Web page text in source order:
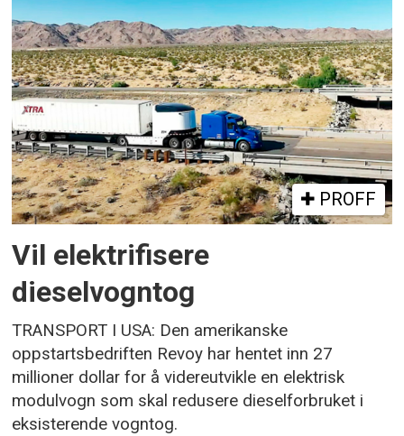
PROFF
Vil elektrifisere
dieselvogntog
TRANSPORT I USA: Den amerikanske
oppstartsbedriften Revoy har hentet inn 27
millioner dollar for å videreutvikle en elektrisk
modulvogn som skal redusere dieselforbruket i
eksisterende vogntog.